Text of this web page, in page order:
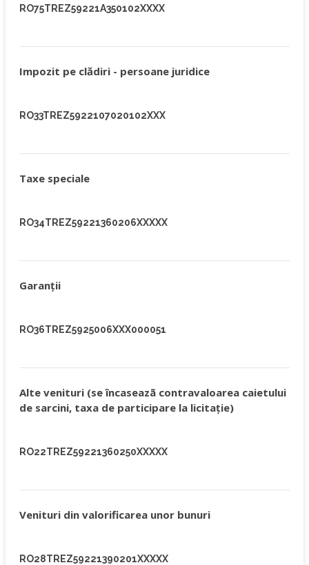
RO75TREZ59221A350102XXXX
Impozit pe clădiri - persoane juridice
RO33TREZ5922107020102XXX
Taxe speciale
RO34TREZ59221360206XXXXX
Garanţii
RO36TREZ5925006XXX000051
Alte venituri (se încaseazã contravaloarea caietului
de sarcini, taxa de participare la licitaţie)
RO22TREZ59221360250XXXXX
Venituri din valorificarea unor bunuri
RO28TREZ59221390201XXXXX